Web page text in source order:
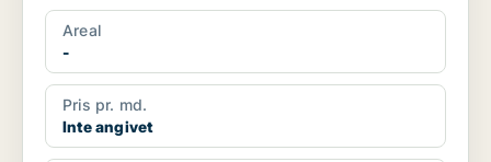
Areal
-
Pris pr. md.
Inte angivet